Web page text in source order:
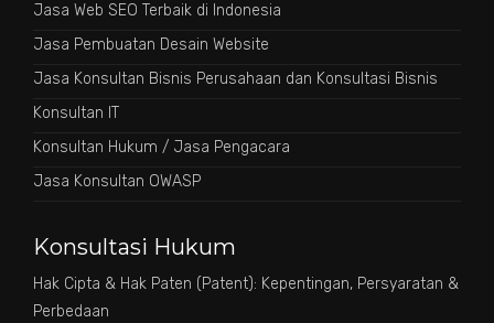
Jasa Web SEO Terbaik di Indonesia
Jasa Pembuatan Desain Website
Jasa Konsultan Bisnis Perusahaan dan Konsultasi Bisnis
Konsultan IT
Konsultan Hukum / Jasa Pengacara
Jasa Konsultan OWASP
Konsultasi Hukum
Hak Cipta & Hak Paten (Patent): Kepentingan, Persyaratan &
Perbedaan